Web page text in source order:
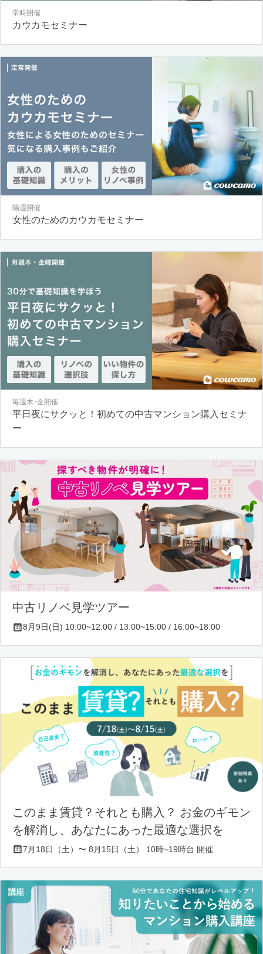
常時開催
カウカモセミナー
隔週開催
女性のためのカウカモセミナー
毎週木･金開催
平日夜にサクッと！初めての中古マンション購入セミナ
ー
中古リノベ見学ツアー
8月9日(日) 10:00~12:00 / 13:00~15:00 / 16:00~18:00
このまま賃貸？それとも購入？ お金のギモン
を解消し、あなたにあった最適な選択を
7月18日（土）〜 8月15日（土） 10時~19時台 開催